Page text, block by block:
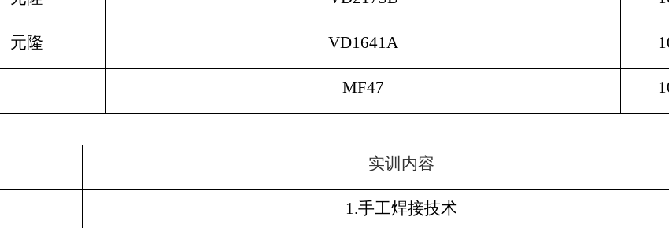
元隆 VD1641A
MF47
实训内容
1.手工焊接技术